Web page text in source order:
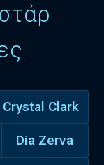
Crystal Clark
Dia Zerva